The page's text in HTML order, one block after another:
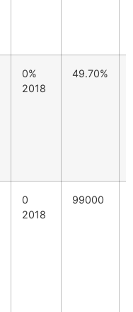
0%
2018
49.70%
0
2018
99000